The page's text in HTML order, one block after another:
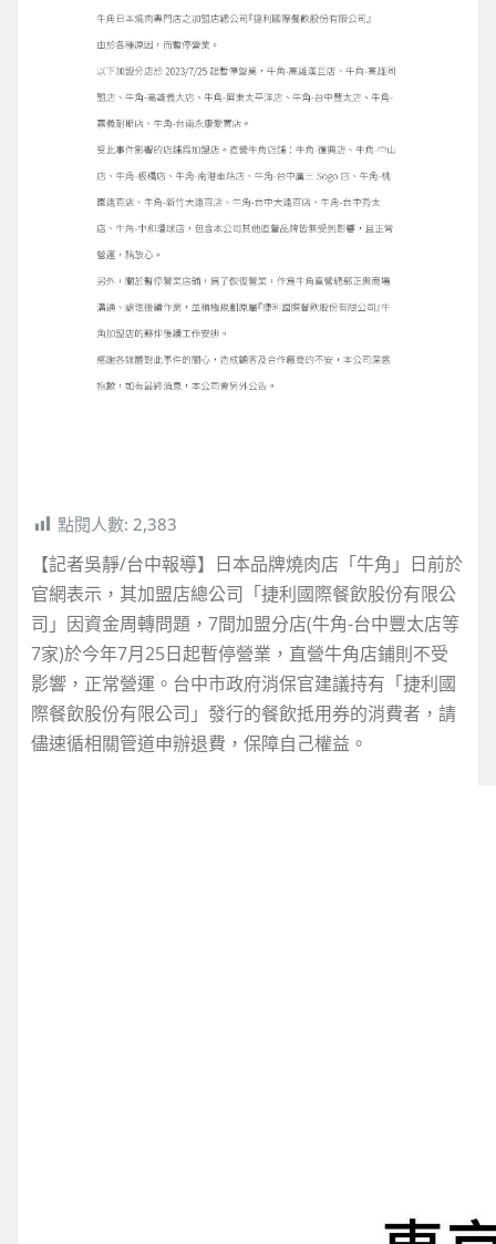
點閱人數: 2,383
【記者吳靜/台中報導】日本品牌燒肉店「牛角」日前於
官網表示，其加盟店總公司「捷利國際餐飲股份有限公
司」因資金周轉問題，7間加盟分店(牛角-台中豐太店等
7家)於今年7月25日起暫停營業，直營牛角店鋪則不受
影響，正常營運。台中市政府消保官建議持有「捷利國
際餐飲股份有限公司」發行的餐飲抵用券的消費者，請
儘速循相關管道申辦退費，保障自己權益。